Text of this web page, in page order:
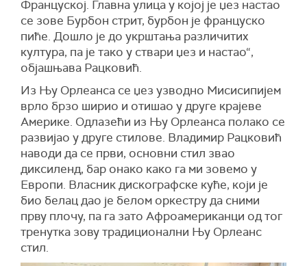
Француској. Главна улица у којој је џез настао
се зове Бурбон стрит, бурбон је француско
пиће. Дошло је до укрштања различитих
култура, па је тако у ствари џез и настао“,
објашњава Рацковић.
Из Њу Орлеанса се џез узводно Мисисипијем
врло брзо ширио и отишао у друге крајеве
Америке. Одлазећи из Њу Орлеанса полако се
развијао у друге стилове. Владимир Рацковић
наводи да се први, основни стил звао
диксиленд, бар онако како га ми зовемо у
Европи. Власник дискографске куће, који је
био белац дао је белом оркестру да сними
прву плочу, па га зато Афроамериканци од тог
тренутка зову традиционални Њу Орлеанс
стил.